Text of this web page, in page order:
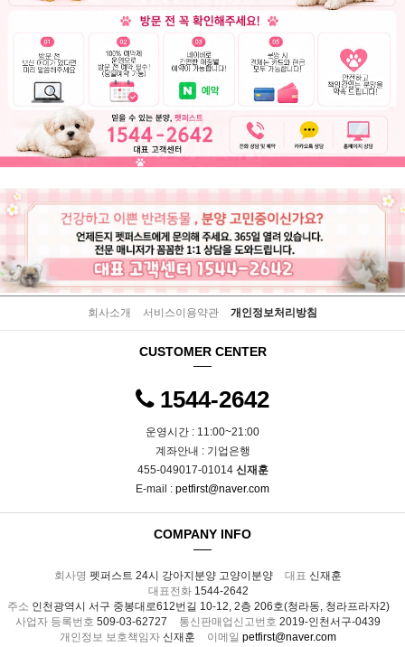
회사소개 서비스이용약관 개인정보처리방침
CUSTOMER CENTER
1544-2642
운영시간 : 11:00~21:00
계좌안내 : 기업은행
455-049017-01014 신재훈
E-mail : petfirst@naver.com
COMPANY INFO
회사명 펫퍼스트 24시 강아지분양 고양이분양 대표 신재훈
대표전화1544-2642
주소 인천광역시 서구 중봉대로612번길 10-12, 2층 206호(청라동, 청라프라자2)
사업자 등록번호 509-03-62727 통신판매업신고번호 2019-인천서구-0439
개인정보 보호책임자 신재훈 이메일 petfirst@naver.com